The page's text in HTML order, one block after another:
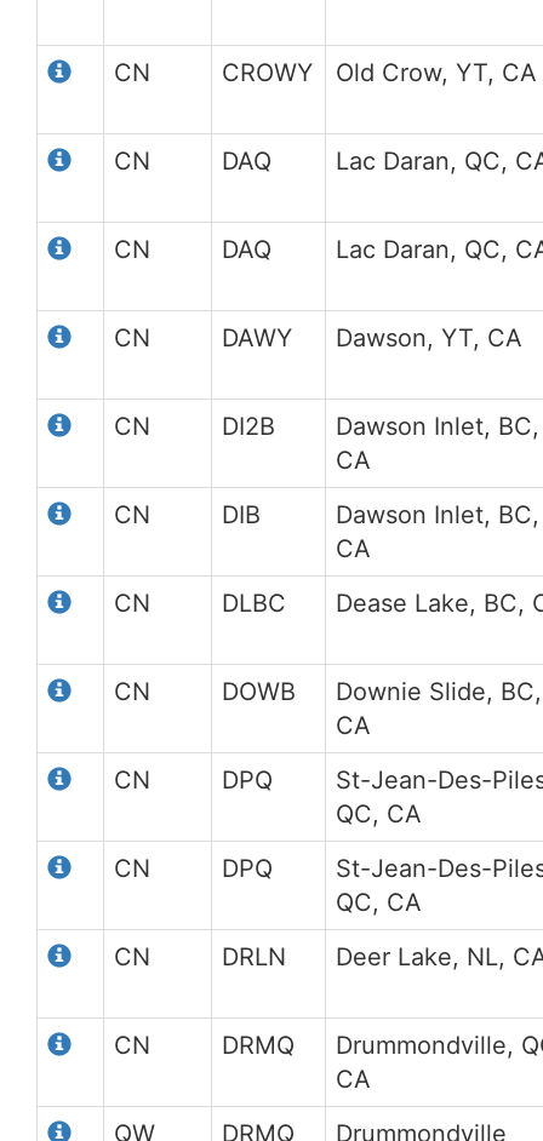
CN CROWY Old Crow, YT, CA
CN DAQ Lac Daran, QC,
CN DAQ Lac Daran, QC,
CN DAWY Dawson, YT, CA
CN DI2B
Dawson Inlet, BC,
CA
CN
DIB
Dawson Inlet, BC,
CA
CN
DLBC Dease Lake, BC,
CN DOWB
Downie Slide, BC,
CA
CN
DPQ
St-Jean-Des-
QC, CA
CN
DPQ
St-Jean-Des-
QC, CA
CN
DRLN Deer Lake, NL,
CN DRMQ
Drummondville,
CA
QW
DRMQ Drummondville